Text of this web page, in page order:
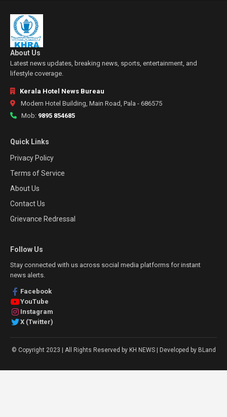
About Us
Latest news updates, breaking news, sports, entertainment, and
lifestyle coverage.
Kerala Hotel News Bureau
Modern Hotel Building, Main Road, Pala - 686575
Mob: 9895 854685
Quick Links
Privacy Policy
Terms of Service
About Us
Contact Us
Grievance Redressal
Follow Us
Stay connected with us across social media platforms for instant
news alerts.
Facebook
YouTube
Instagram
X (Twitter)
© Copyright 2023 | All Rights Reserved by KH NEWS | Developed by BLand